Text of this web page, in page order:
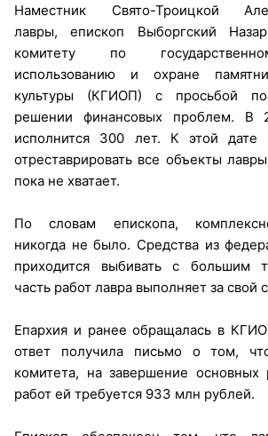
Наместник Свято-Троицкой
лавры, епископ Выборгский
комитету по
использованию и охране
культуры (КГИОП) с просьбой
решении финансовых проблем. В
исполнится 300 лет. К этой
отреставрировать все объекты
пока не хватает.
По словам епископа,
никогда не было. Средства из
приходится выбивать с большим
часть работ лавра выполняет за свой
Епархия и ранее обращалась в
ответ получила письмо о том,
комитета, на завершение основных
работ ей требуется 933 млн рублей.